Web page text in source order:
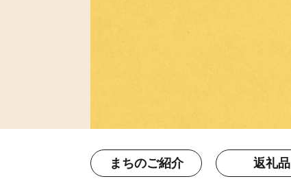
まちのご紹介 返礼品